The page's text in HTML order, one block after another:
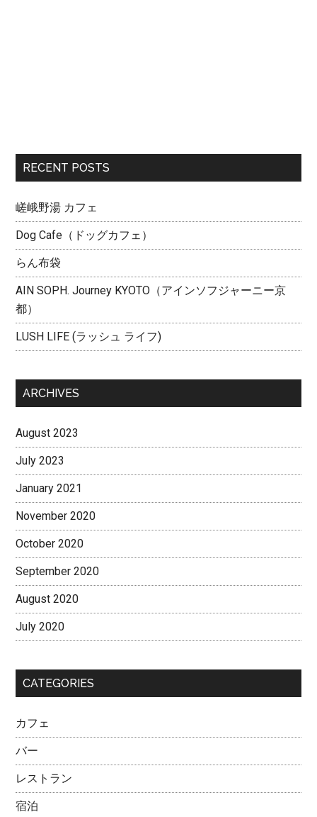
RECENT POSTS
嵯峨野湯 カフェ
Dog Cafe（ドッグカフェ）
らん布袋
AIN SOPH. Journey KYOTO（アインソフジャーニー京
都）
LUSH LIFE (ラッシュ ライフ)
ARCHIVES
August 2023
July 2023
January 2021
November 2020
October 2020
September 2020
August 2020
July 2020
CATEGORIES
カフェ
バー
レストラン
宿泊